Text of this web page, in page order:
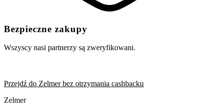
Bezpieczne zakupy
Wszyscy nasi partnerzy są zweryfikowani.
Przejdź do Zelmer bez otrzymania cashbacku
Zelmer